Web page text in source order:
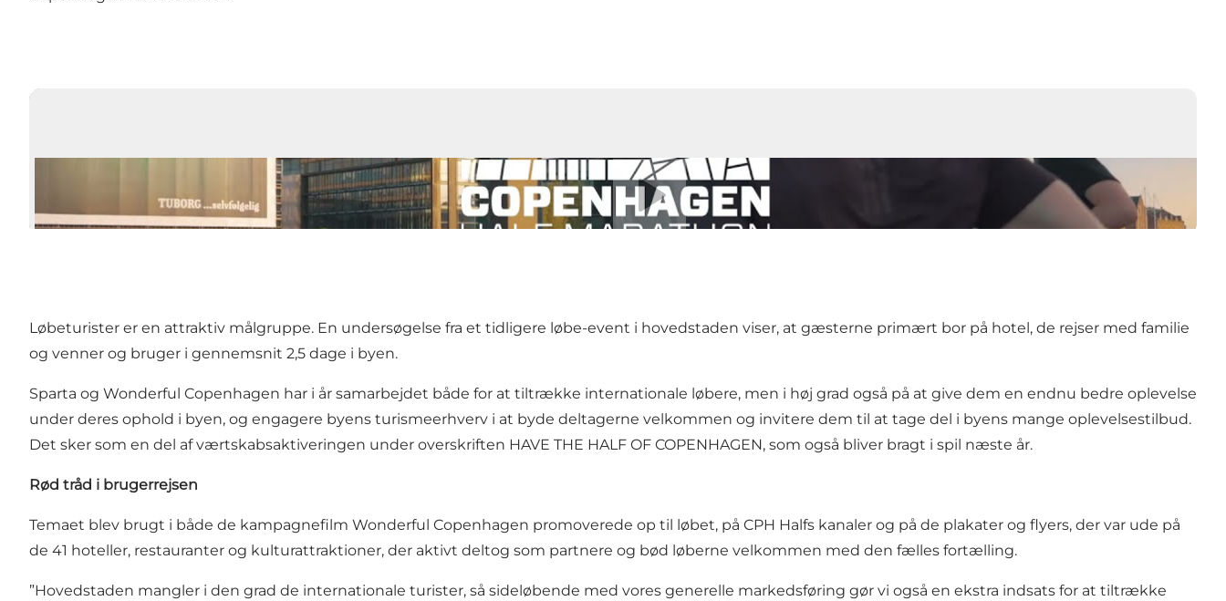
Afspil video
Løbeturister er en attraktiv målgruppe. En undersøgelse fra et tidligere løbe-event i hovedstaden viser, at gæsterne primært bor på hotel, de rejser med familie
og venner og bruger i gennemsnit 2,5 dage i byen.
Sparta og Wonderful Copenhagen har i år samarbejdet både for at tiltrække internationale løbere, men i høj grad også på at give dem en endnu bedre oplevelse
under deres ophold i byen, og engagere byens turismeerhverv i at byde deltagerne velkommen og invitere dem til at tage del i byens mange oplevelsestilbud.
Det sker som en del af værtskabsaktiveringen under overskriften HAVE THE HALF OF COPENHAGEN, som også bliver bragt i spil næste år.
Rød tråd i brugerrejsen
Temaet blev brugt i både de kampagnefilm Wonderful Copenhagen promoverede op til løbet, på CPH Halfs kanaler og på de plakater og flyers, der var ude på
de 41 hoteller, restauranter og kulturattraktioner, der aktivt deltog som partnere og bød løberne velkommen med den fælles fortælling.
”Hovedstaden mangler i den grad de internationale turister, så sideløbende med vores generelle markedsføring gør vi også en ekstra indsats for at tiltrække